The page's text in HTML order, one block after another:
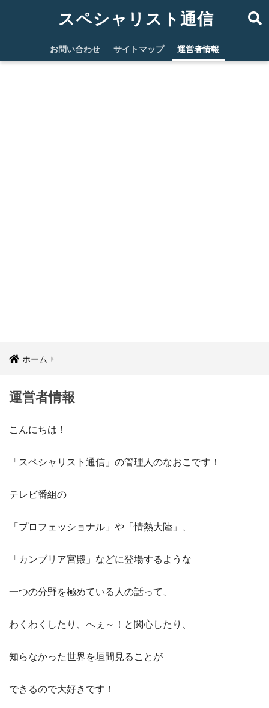
スペシャリスト通信
お問い合わせ サイトマップ 運営者情報
ホーム
運営者情報
こんにちは！
「スペシャリスト通信」の管理人のなおこです！
テレビ番組の
「プロフェッショナル」や「情熱大陸」、
「カンブリア宮殿」などに登場するような
一つの分野を極めている人の話って、
わくわくしたり、へぇ～！と関心したり、
知らなかった世界を垣間見ることが
できるので大好きです！